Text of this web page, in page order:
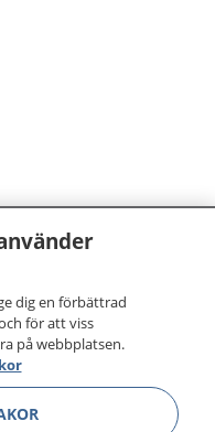
dig en förbättrad
för att viss
på webbplatsen.